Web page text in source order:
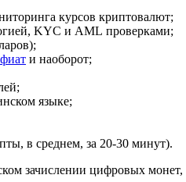
курсов криптовалют;
KYC и AML проверками;
и наоборот;
языке;
в среднем, за 20-30 минут).
зачислении цифровых